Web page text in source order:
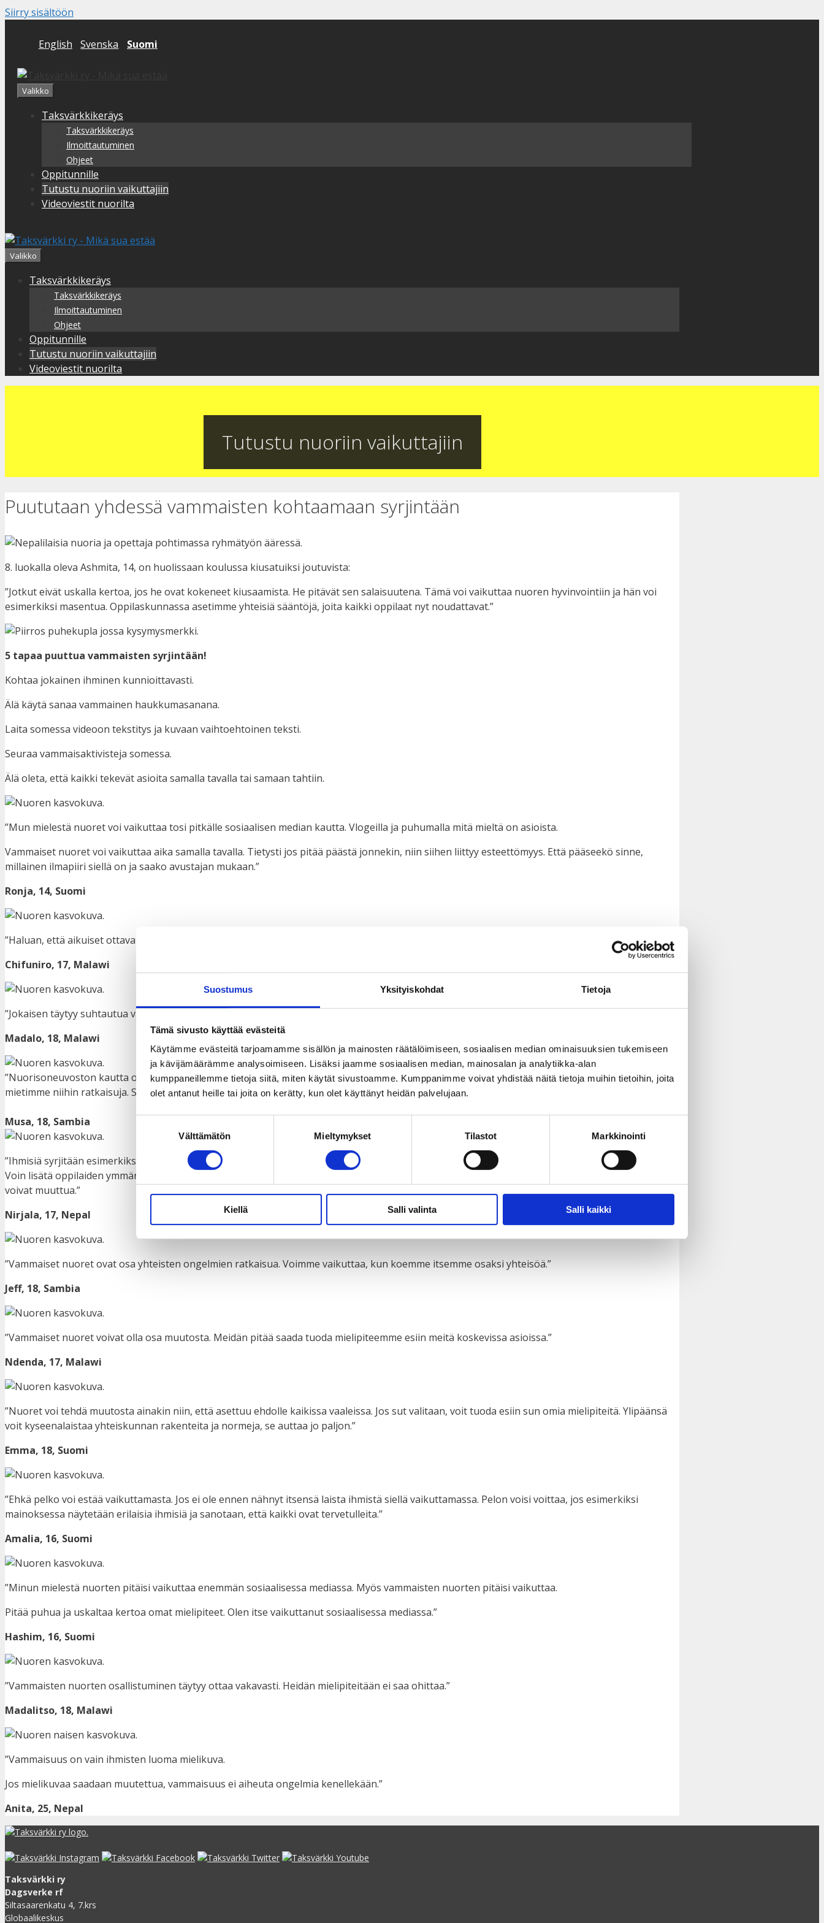
Suostumus Yksityiskohdat Tietoja
Tämä sivusto käyttää evästeitä
Käytämme evästeitä tarjoamamme sisällön ja mainosten räätälöimiseen, sosiaalisen median ominaisuuksien tukemiseen
ja kävijämäärämme analysoimiseen. Lisäksi jaamme sosiaalisen median, mainosalan ja analytiikka-alan
kumppaneillemme tietoja siitä, miten käytät sivustoamme. Kumppanimme voivat yhdistää näitä tietoja muihin tietoihin, joita
olet antanut heille tai joita on kerätty, kun olet käyttänyt heidän palvelujaan.
Välttämätön Mieltymykset Tilastot Markkinointi
Kiellä Salli valinta Salli kaikki
Siirry sisältöön
English Svenska Suomi
Valikko
Taksvärkkikeräys
Taksvärkkikeräys
Ilmoittautuminen
Ohjeet
Oppitunnille
Tutustu nuoriin vaikuttajiin
Videoviestit nuorilta
Valikko
Taksvärkkikeräys
Taksvärkkikeräys
Ilmoittautuminen
Ohjeet
Oppitunnille
Tutustu nuoriin vaikuttajiin
Videoviestit nuorilta
Tutustu nuoriin vaikuttajiin
Puututaan yhdessä vammaisten kohtaamaan syrjintään
8. luokalla oleva Ashmita, 14, on huolissaan koulussa kiusatuiksi joutuvista:
”Jotkut eivät uskalla kertoa, jos he ovat kokeneet kiusaamista. He pitävät sen salaisuutena. Tämä voi vaikuttaa nuoren hyvinvointiin ja hän voi
esimerkiksi masentua. Oppilaskunnassa asetimme yhteisiä sääntöjä, joita kaikki oppilaat nyt noudattavat.”
5 tapaa puuttua vammaisten syrjintään!
Kohtaa jokainen ihminen kunnioittavasti.
Älä käytä sanaa vammainen haukkumasanana.
Laita somessa videoon tekstitys ja kuvaan vaihtoehtoinen teksti.
Seuraa vammaisaktivisteja somessa.
Älä oleta, että kaikki tekevät asioita samalla tavalla tai samaan tahtiin.
”Mun mielestä nuoret voi vaikuttaa tosi pitkälle sosiaalisen median kautta. Vlogeilla ja puhumalla mitä mieltä on asioista.
Vammaiset nuoret voi vaikuttaa aika samalla tavalla. Tietysti jos pitää päästä jonnekin, niin siihen liittyy esteettömyys. Että pääseekö sinne,
millainen ilmapiiri siellä on ja saako avustajan mukaan.”
Ronja, 14, Suomi
”Haluan, että aikuiset ottavat nuoret paremmin huomioon. Haluan, että he kuuntelevat ehdotuksiamme.”
Chifuniro, 17, Malawi
”Jokaisen täytyy suhtautua vakavasti vammaisten nuorten näkemyksiin ja haasteisiin. Nuorten täytyy päästä mukaan tekemään päätöksiä.”
Madalo, 18, Malawi
”Nuorisoneuvoston kautta olen pystynyt tuomaan esiin kehitysideoita asuinalueellani. Jos nuoret kohtaavat yhteisöissään haasteita, niin me
mietimme niihin ratkaisuja. Sitten toteutamme ne.”
Musa, 18, Sambia
”Ihmisiä syrjitään esimerkiksi taustan ja vammaisuuden takia. Unelmani on olla opettaja. Sitten voin puuttua koulussa kiusaamiseen ja syrjintään.
Voin lisätä oppilaiden ymmärrystä syrjinnästä. Oppilaat voivat jakaa tietoa omien vanhempien kanssa. Sillä tavalla myös vanhempien asenteet
voivat muuttua.”
Nirjala, 17, Nepal
”Vammaiset nuoret ovat osa yhteisten ongelmien ratkaisua. Voimme vaikuttaa, kun koemme itsemme osaksi yhteisöä.”
Jeff, 18, Sambia
”Vammaiset nuoret voivat olla osa muutosta. Meidän pitää saada tuoda mielipiteemme esiin meitä koskevissa asioissa.”
Ndenda, 17, Malawi
”Nuoret voi tehdä muutosta ainakin niin, että asettuu ehdolle kaikissa vaaleissa. Jos sut valitaan, voit tuoda esiin sun omia mielipiteitä. Ylipäänsä
voit kyseenalaistaa yhteiskunnan rakenteita ja normeja, se auttaa jo paljon.”
Emma, 18, Suomi
”Ehkä pelko voi estää vaikuttamasta. Jos ei ole ennen nähnyt itsensä laista ihmistä siellä vaikuttamassa. Pelon voisi voittaa, jos esimerkiksi
mainoksessa näytetään erilaisia ihmisiä ja sanotaan, että kaikki ovat tervetulleita.”
Amalia, 16, Suomi
”Minun mielestä nuorten pitäisi vaikuttaa enemmän sosiaalisessa mediassa. Myös vammaisten nuorten pitäisi vaikuttaa.
Pitää puhua ja uskaltaa kertoa omat mielipiteet. Olen itse vaikuttanut sosiaalisessa mediassa.”
Hashim, 16, Suomi
”Vammaisten nuorten osallistuminen täytyy ottaa vakavasti. Heidän mielipiteitään ei saa ohittaa.”
Madalitso, 18, Malawi
”Vammaisuus on vain ihmisten luoma mielikuva.
Jos mielikuvaa saadaan muutettua, vammaisuus ei aiheuta ongelmia kenellekään.”
Anita, 25, Nepal
Taksvärkki ry
Dagsverke rf
Siltasaarenkatu 4, 7.krs
Globaalikeskus